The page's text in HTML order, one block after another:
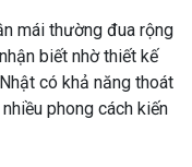
mái thường đua rộng
biết nhờ thiết kế
có khả năng thoát
phong cách kiến